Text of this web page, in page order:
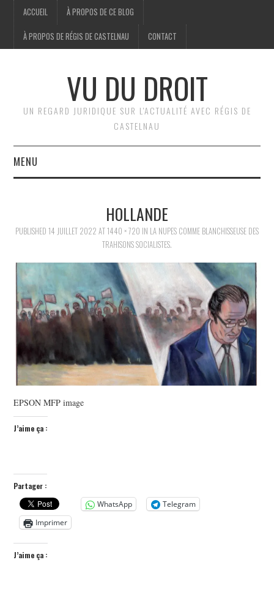
ACCUEIL À PROPOS DE CE BLOG
À PROPOS DE RÉGIS DE CASTELNAU CONTACT
VU DU DROIT
UN REGARD JURIDIQUE SUR L'ACTUALITÉ AVEC RÉGIS DE
CASTELNAU
MENU
POLITIQUE
HISTOIRE
CULTURE
SPORT
HOLLANDE
PUBLISHED 14 JUILLET 2022 AT1440 × 720 IN LA NUPES COMME BLANCHISSEUSE DES
TRAHISONS SOCIALISTES.
EPSON MFP image
J’aime ça :
Partager :
WhatsApp
Telegram
Imprimer
J’aime ça :